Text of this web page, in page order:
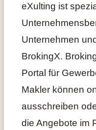
eXulting ist
Unternehmen
BrokingX.
Portal für
Makler können
ausschreiben
die Angebote im